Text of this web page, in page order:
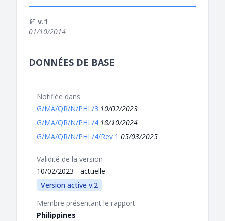
v.1
01/10/2014
DONNÉES DE BASE
Notifiée dans
G/MA/QR/N/PHL/3 10/02/2023
G/MA/QR/N/PHL/4 18/10/2024
G/MA/QR/N/PHL/4/Rev.1 05/03/2025
Validité de la version
10/02/2023 - actuelle
Version active v.2
Membre présentant le rapport
Philippines